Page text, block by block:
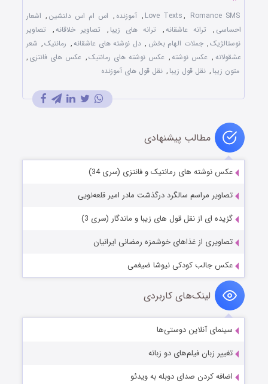
Love Texts, Romance SMS
, آموزنده , اس ام اس دلنشین , اشعار
احساسی , ترانه عاشقانه, ترانه های زیبا , تصاویر خلاقانه,
تصاویر
نوستالژیک, جملات الهام بخش , دل نوشته های عاشقانه, رمانتیک, شعر
عشقولانه , عکس نوشته, عکس نوشته های رمانتیک, عکس های فانتزی ,
متون زیبا , نقل قول زیبا , نقل قول های آموزنده
مطالب پیشنهادی
عکس نوشته های رمانتیک و فانتزی (سری 34)
تصاویر مراسم سالگرد درگذشت مادر امیر قلعه‌نویی
گزیده ای از نقل قول های زیبا و ماندگار (سری 3)
تصاویری از غذاهای خوشمزه رمضانی ایرانیان
عکس جالب کودکی نیوشا ضیغمی
لینک‌های کاربردی
سینمای آنلاین دوستی‌ها
تغییر زبان فیلم‌های دو زبانه
اضافه کردن صدای دوبله به ویدئو